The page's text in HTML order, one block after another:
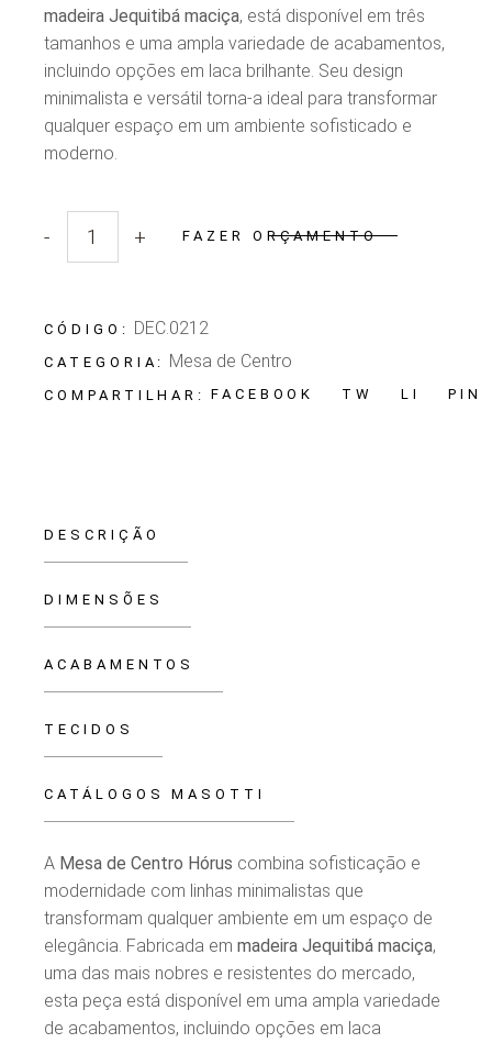
madeira Jequitibá maciça, está disponível em três
tamanhos e uma ampla variedade de acabamentos,
incluindo opções em laca brilhante. Seu design
minimalista e versátil torna-a ideal para transformar
qualquer espaço em um ambiente sofisticado e
moderno.
Quantidade Mesa de Centro Hórus
- + FAZER ORÇAMENTO
CÓDIGO: DEC.0212
CATEGORIA: Mesa de Centro
COMPARTILHAR: FACEBOOK TW LI PIN
DESCRIÇÃO
DIMENSÕES
ACABAMENTOS
TECIDOS
CATÁLOGOS MASOTTI
A Mesa de Centro Hórus combina sofisticação e
modernidade com linhas minimalistas que
transformam qualquer ambiente em um espaço de
elegância. Fabricada emmadeira Jequitibá maciça,
uma das mais nobres e resistentes do mercado,
esta peça está disponível em uma ampla variedade
de acabamentos, incluindo opções em laca